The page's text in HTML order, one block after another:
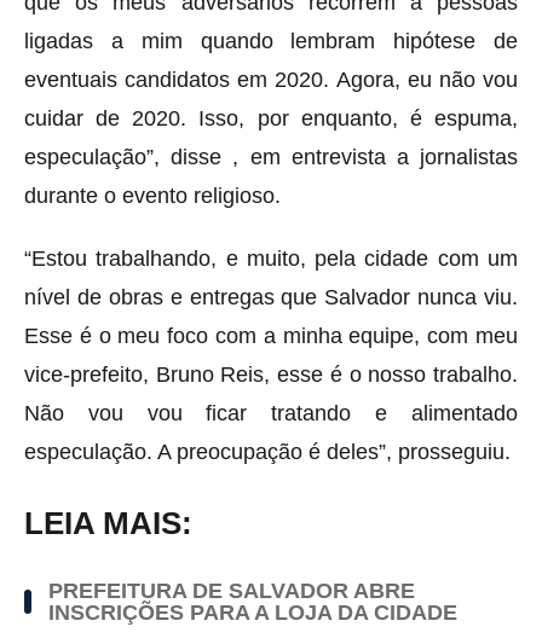
ligadas a mim quando lembram hipótese de
eventuais candidatos em 2020. Agora, eu não vou
cuidar de 2020. Isso, por enquanto, é espuma,
especulação”, disse , em entrevista a jornalistas
durante o evento religioso.
“Estou trabalhando, e muito, pela cidade com um
nível de obras e entregas que Salvador nunca viu.
Esse é o meu foco com a minha equipe, com meu
vice-prefeito, Bruno Reis, esse é o nosso trabalho.
Não vou vou ficar tratando e alimentado
especulação. A preocupação é deles”, prosseguiu.
LEIA MAIS:
PREFEITURA DE SALVADOR ABRE
INSCRIÇÕES PARA A LOJA DA CIDADE